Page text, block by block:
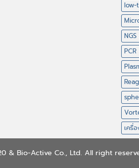
low-
เครื่
& Bio-Active Co., Ltd. All right